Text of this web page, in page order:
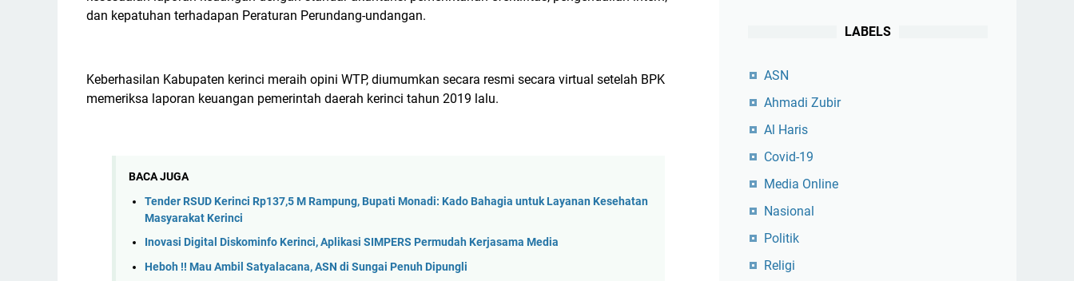
dan kepatuhan terhadapan Peraturan Perundang-undangan.
Keberhasilan Kabupaten kerinci meraih opini WTP, diumumkan secara resmi secara virtual setelah BPK
memeriksa laporan keuangan pemerintah daerah kerinci tahun 2019 lalu.
BACA JUGA
Tender RSUD Kerinci Rp137,5 M Rampung, Bupati Monadi: Kado Bahagia untuk Layanan Kesehatan
Masyarakat Kerinci
Inovasi Digital Diskominfo Kerinci, Aplikasi SIMPERS Permudah Kerjasama Media
Heboh !! Mau Ambil Satyalacana, ASN di Sungai Penuh Dipungli
LABELS
ASN
Ahmadi Zubir
Al Haris
Covid-19
Media Online
Nasional
Politik
Religi